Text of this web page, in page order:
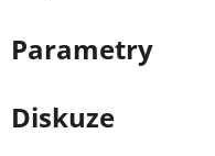
Parametry
Diskuze